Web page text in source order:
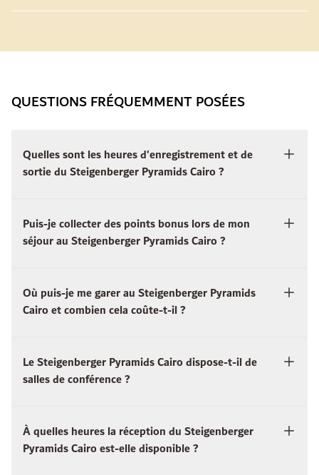
QUESTIONS FRÉQUEMMENT POSÉES
Quelles sont les heures d'enregistrement et de
sortie du Steigenberger Pyramids Cairo ?
Puis-je collecter des points bonus lors de mon
séjour au Steigenberger Pyramids Cairo ?
Où puis-je me garer au Steigenberger Pyramids
Cairo et combien cela coûte-t-il ?
Le Steigenberger Pyramids Cairo dispose-t-il de
salles de conférence ?
À quelles heures la réception du Steigenberger
Pyramids Cairo est-elle disponible ?